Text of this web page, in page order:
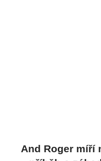
And Roger míří